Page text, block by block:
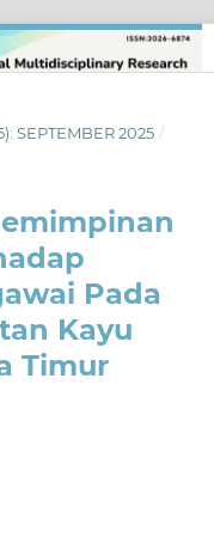
SEPTEMBER 2025 /
Pada
Kayu
Timur